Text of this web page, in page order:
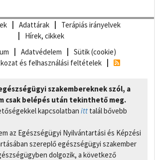
Adattárak
Terápiás irányelvek
Hírek, cikkek
Adatvédelem
Sütik (cookie)
és felhasználási feltételek
szakembereknek szól, a
csak belépés után tekinthető meg.
kapcsolatban itt talál bővebb
az Egészségügyi Nyilvántartási és Képzési
szereplő egészségügyi szakember
dolgozik, a következő